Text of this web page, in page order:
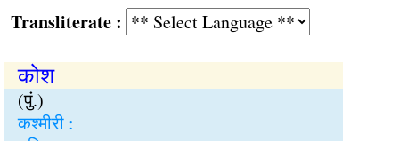
:
कोश
(पुं.)
कश्मीरी :